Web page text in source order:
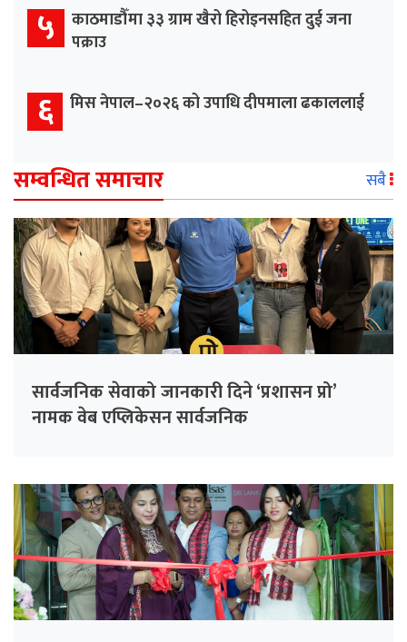
५
काठमाडौँमा ३३ ग्राम खैरो हिरोइनसहित दुई जना
पक्राउ
६ मिस नेपाल–२०२६ को उपाधि दीपमाला ढकाललाई
सम्वन्धित समाचार सबै
सार्वजनिक सेवाको जानकारी दिने ‘प्रशासन प्रो’
नामक वेब एप्लिकेसन सार्वजनिक